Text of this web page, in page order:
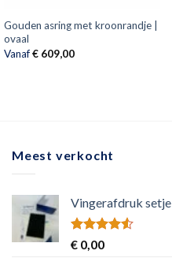
Gouden asring met kroonrandje |
ovaal
Vanaf€609,00
Meest verkocht
Vingerafdruk setje
Rated
4.50
€ 0,00